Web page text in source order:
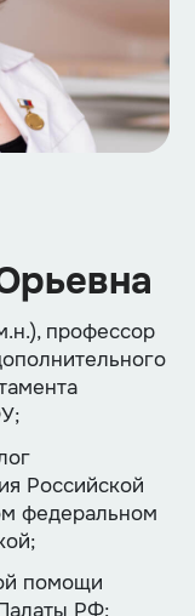
профессор
Российской
федеральном
помощи